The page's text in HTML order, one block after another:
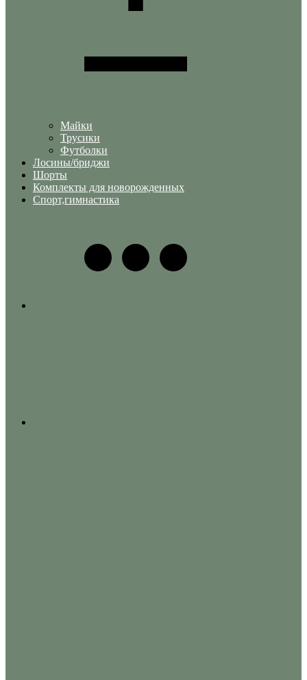
Майки
Трусики
Футболки
Лосины/бриджи
Шорты
Комплекты для новорожденных
Спорт,гимнастика